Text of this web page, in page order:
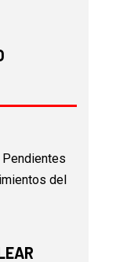
Pendientes
del